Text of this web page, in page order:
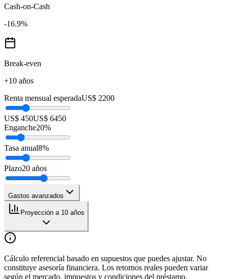
Cash-on-Cash
-16.9%
Break-even
+10 años
Renta mensual esperadaUS$ 2200
US$ 450US$ 6450
Enganche20%
Tasa anual8%
Plazo20 años
Gastos avanzados
Proyección a 10 años
Cálculo referencial basado en supuestos que puedes ajustar. No
constituye asesoría financiera. Los retornos reales pueden variar
según el mercado, impuestos y condiciones del préstamo.